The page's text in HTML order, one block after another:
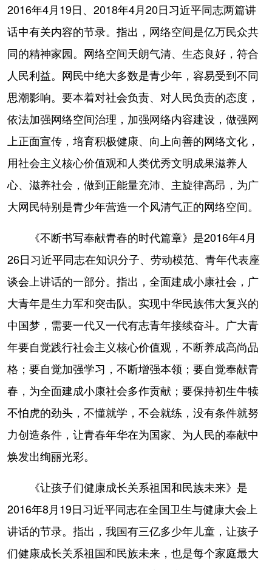
2016年4月19日、2018年4月20日习近平同志两篇讲
话中有关内容的节录。指出，网络空间是亿万民众共
同的精神家园。网络空间天朗气清、生态良好，符合
人民利益。网民中绝大多数是青少年，容易受到不同
思潮影响。要本着对社会负责、对人民负责的态度，
依法加强网络空间治理，加强网络内容建设，做强网
上正面宣传，培育积极健康、向上向善的网络文化，
用社会主义核心价值观和人类优秀文明成果滋养人
心、滋养社会，做到正能量充沛、主旋律高昂，为广
大网民特别是青少年营造一个风清气正的网络空间。
《不断书写奉献青春的时代篇章》是2016年4月
26日习近平同志在知识分子、劳动模范、青年代表座
谈会上讲话的一部分。指出，全面建成小康社会，广
大青年是生力军和突击队。实现中华民族伟大复兴的
中国梦，需要一代又一代有志青年接续奋斗。广大青
年要自觉践行社会主义核心价值观，不断养成高尚品
格；要自觉加强学习，不断增强本领；要自觉奉献青
春，为全面建成小康社会多作贡献；要保持初生牛犊
不怕虎的劲头，不懂就学，不会就练，没有条件就努
力创造条件，让青春年华在为国家、为人民的奉献中
焕发出绚丽光彩。
《让孩子们健康成长关系祖国和民族未来》是
2016年8月19日习近平同志在全国卫生与健康大会上
讲话的节录。指出，我国有三亿多少年儿童，让孩子
们健康成长关系祖国和民族未来，也是每个家庭最大